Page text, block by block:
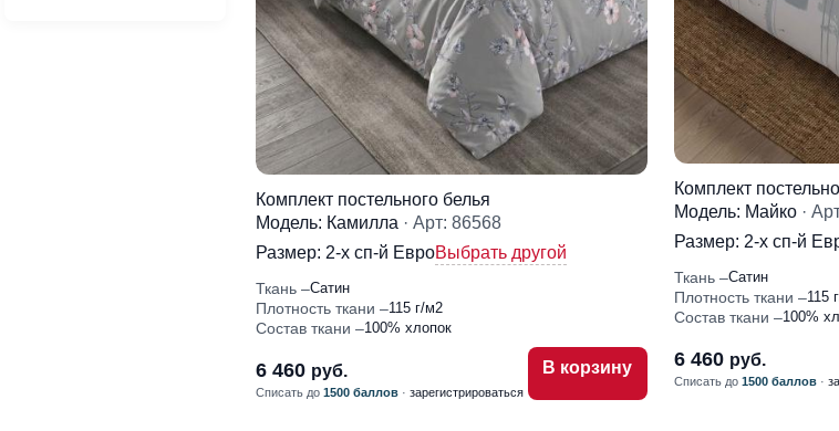
Комплект постельного белья
Модель: Камилла · Арт: 86568
Размер: 2-x сп-й ЕвроВыбрать другой
Ткань Сатин
Плотность ткани 115 г/м2
Состав ткани 100% хлопок
6 460 руб.
Списать до1500 баллов ·зарегистрироваться
В корзину
Комплект
Модель: Майко ·
Размер: 2-x сп-й
Ткань Сатин
Плотность ткани 115
Состав ткани 100%
6 460 руб.
Списать до 1500 баллов·